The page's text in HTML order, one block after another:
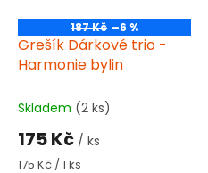
187 Kč –6 %
Grešík Dárkové trio -
Harmonie bylin
Skladem (2 ks)
175 Kč / ks
Měrná
175 Kč / 1 ks